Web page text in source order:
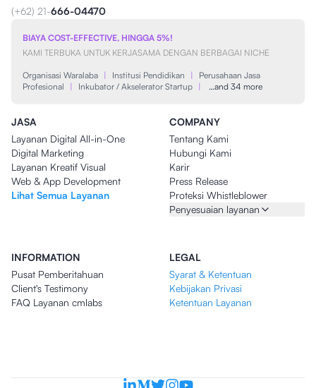
(+62) 21-666-04470
BIAYA COST-EFFECTIVE, HINGGA 5%!
KAMI TERBUKA UNTUK KERJASAMA DENGAN BERBAGAI NICHE
Organisasi Waralaba | Institusi Pendidikan |
Perusahaan Jasa
Profesional
| Inkubator / Akselerator Startup | …and 34 more
JASA
Layanan Digital All-in-One
Digital Marketing
Layanan Kreatif Visual
Web & App Development
Lihat Semua Layanan
COMPANY
Tentang Kami
Hubungi Kami
Karir
Press Release
Proteksi Whistleblower
Penyesuaian layanan
INFORMATION
Pusat Pemberitahuan
Client's Testimony
FAQ Layanan cmlabs
LEGAL
Syarat & Ketentuan
Kebijakan Privasi
Ketentuan Layanan